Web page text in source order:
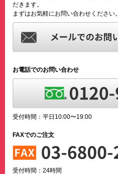
だきます。
まずはお気軽にお問い合わせください。
お電話でのお問い合わせ
受付時間：平日10:00〜19:00
FAXでのご注文
受付時間：24時間